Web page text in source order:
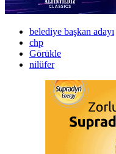
belediye başkan adayı
chp
Görükle
nilüfer